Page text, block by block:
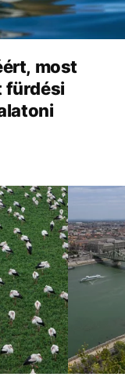
most
fürdési